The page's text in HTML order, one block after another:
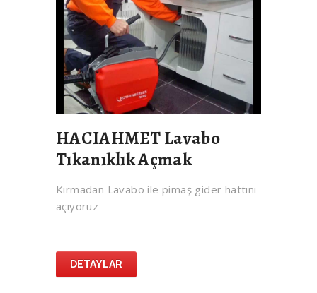
HACIAHMET Lavabo
Tıkanıklık Açmak
Kırmadan Lavabo ile pimaş gider hattını
açıyoruz
DETAYLAR